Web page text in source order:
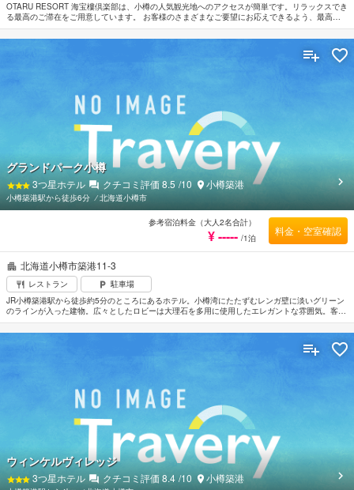
OTARU RESORT 海宝樓倶楽部は、小樽の人気観光地へのアクセスが簡単です。リラックスでき
る最高のご滞在をご用意しています。 お客様のさまざまなご要望にお応えできるよう、最高の
おもてなしとこだわり抜いたアメニティを揃えております。 全室Wi-Fi無料, タクシーサービス,
24時間対応フロントデスク, Wi-Fi（共有エリア内）, 駐車場などの設備・サービスもぜひご利用
ください。 快適な睡眠をサポートするために各種アメニティを整えております。加湿器, ドレッ
シングルーム, タオル, 木床, 洋服掛けなどを備えたお部屋でぐっすりとおやすみいただけます。
北海道小樽市築港11-3
レストラン
駐車場
JR小樽築港駅から徒歩約5分のところにあるホテル。小樽湾にたたずむレンガ壁に淡いグリーン
のラインが入った建物。広々としたロビーは大理石を多用に使用したエレガントな雰囲気。客室
はスタイリッシュなデザインのデスクや小樽特製のオブジェなどが気品あるくつろぎの空間を演
出している。オーシャンビューとマウンテンビューとがあり和室も人気。道内最大級のショッピ
グランドパーク小樽
3つ星ホテル クチコミ評価 8.5 /10 小樽築港
小樽築港駅から徒歩6分 ⁄北海道小樽市
参考宿泊料金（大人2名合計）
¥ ----- /1泊
料金・空室確認
ウィンケルヴィレッジ
3つ星ホテル クチコミ評価 8.4 /10 小樽築港